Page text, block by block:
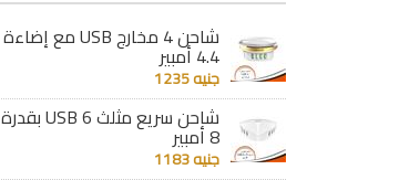
شاحن 4 مخارج USB مع إضاءة
4.4 أمبير
جنيه 1235
شاحن سريع مثلث 6 USB بقدرة
8 أمبير
جنيه 1183
خصومات مختلفه وتصاعدية خصومات مختلفه وتصاعدية